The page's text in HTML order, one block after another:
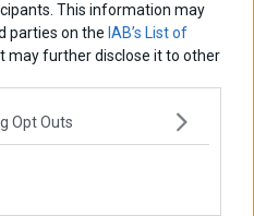
This information may
parties on the IAB’s List of
may further disclose it to other
Opt Outs